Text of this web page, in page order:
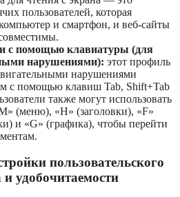
пользователей, которая
и смартфон, и веб-сайты
с помощью клавиатуры (для
нарушениями): этот профиль
нарушениями
с помощью клавиш Tab, Shift+Tab
также могут использовать
(меню), «H» (заголовки), «F»
и «G» (графика), чтобы перейти
пользовательского
удобочитаемости